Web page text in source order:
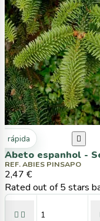
rápida 
Abeto espanhol -
REF. ABIES PINSAPO
2,47 €
Rated out of 5 stars
 